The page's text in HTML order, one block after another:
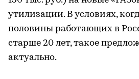
утилизации. В условиях,
половины работающих в
старше 20 лет, такое
актуально.